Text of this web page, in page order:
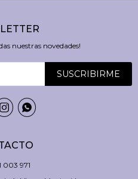
003 971
nuestras novedades!
SUSCRIBIRME
 